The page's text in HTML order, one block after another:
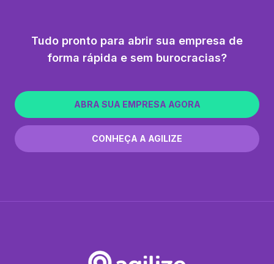
Tudo pronto para abrir sua empresa de
forma rápida e sem burocracias?
ABRA SUA EMPRESA AGORA
CONHEÇA A AGILIZE